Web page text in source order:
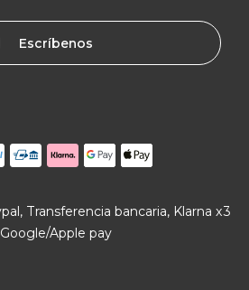
Escríbenos
Transferencia bancaria, Klarna x3
Apple pay